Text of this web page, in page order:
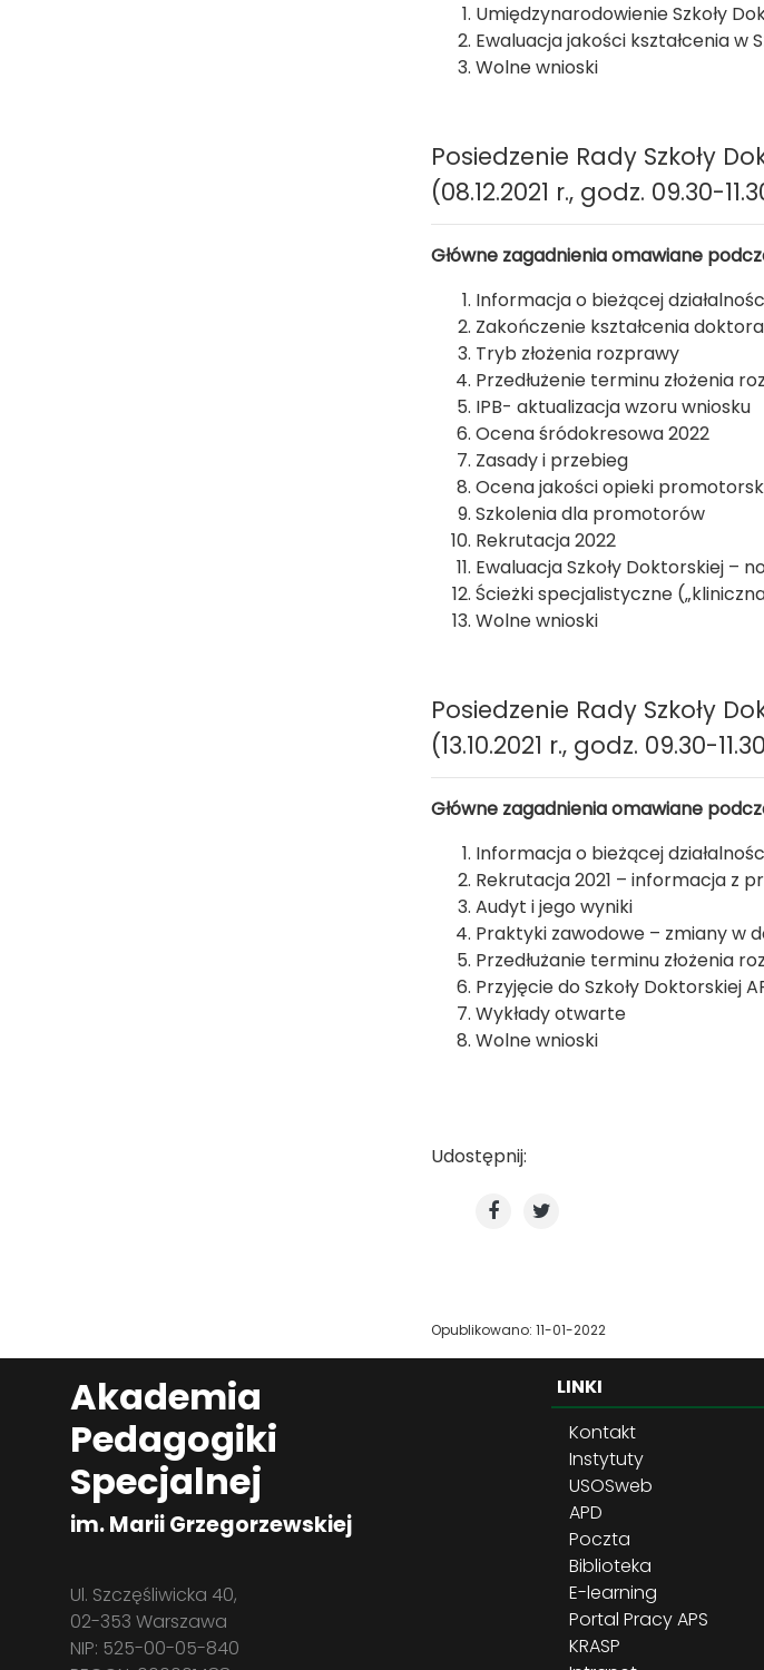
Umiędzynarodowienie Szkoły
Ewaluacja jakości kształcenia w
Wolne wnioski
Posiedzenie Rady Szkoły
(08.12.2021 r., godz. 09.30-
Główne zagadnienia omawiane
Informacja o bieżącej
Zakończenie kształcenia
Tryb złożenia rozprawy
Przedłużenie terminu złożenia
IPB- aktualizacja wzoru wniosku
Ocena śródokresowa 2022
Zasady i przebieg
Ocena jakości opieki
Szkolenia dla promotorów
Rekrutacja 2022
Ewaluacja Szkoły Doktorskiej –
Ścieżki specjalistyczne
Wolne wnioski
Posiedzenie Rady Szkoły
(13.10.2021 r., godz. 09.30-
Główne zagadnienia omawiane
Informacja o bieżącej
Rekrutacja 2021 – informacja z
Audyt i jego wyniki
Praktyki zawodowe – zmiany w
Przedłużanie terminu złożenia
Przyjęcie do Szkoły Doktorskiej
Wykłady otwarte
Wolne wnioski
Udostępnij:
Opublikowano: 11-01-2022
Akademia
Pedagogiki
Specjalnej
im. Marii Grzegorzewskiej
Ul. Szczęśliwicka 40,
02-353 Warszawa
NIP: 525-00-05-840
LINKI
Kontakt
Instytuty
USOSweb
APD
Poczta
Biblioteka
E-learning
Portal Pracy APS
KRASP